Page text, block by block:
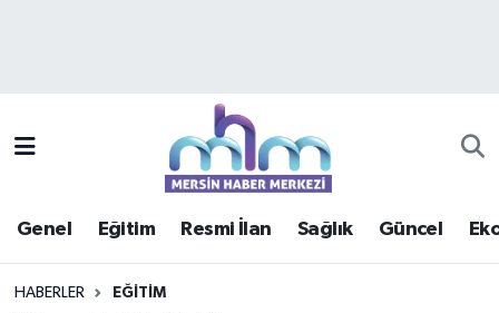
Genel Eğitim Resmi İlan Sağlık Güncel
HABERLER EĞITIM
Mersin Trafik Yoğunluk Haritası
Süper Lig Puan Durumu ve Fikstür